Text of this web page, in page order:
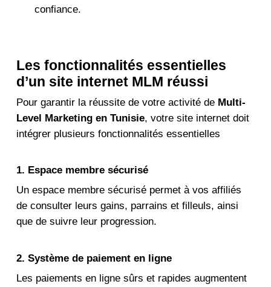
confiance.
Les fonctionnalités essentielles
d’un site internet MLM réussi
Pour garantir la réussite de votre activité de Multi-
Level Marketing en Tunisie, votre site internet doit
intégrer plusieurs fonctionnalités essentielles
1. Espace membre sécurisé
Un espace membre sécurisé permet à vos affiliés
de consulter leurs gains, parrains et filleuls, ainsi
que de suivre leur progression.
2. Système de paiement en ligne
Les paiements en ligne sûrs et rapides augmentent